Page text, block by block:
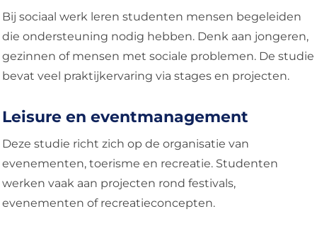
Bij sociaal werk leren studenten mensen begeleiden
die ondersteuning nodig hebben. Denk aan jongeren,
gezinnen of mensen met sociale problemen. De studie
bevat veel praktijkervaring via stages en projecten.
Leisure en eventmanagement
Deze studie richt zich op de organisatie van
evenementen, toerisme en recreatie. Studenten
werken vaak aan projecten rond festivals,
evenementen of recreatieconcepten.